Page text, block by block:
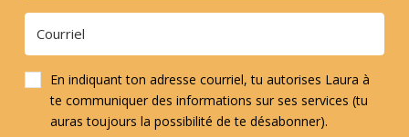
En indiquant ton adresse courriel, tu autorises Laura à
te communiquer des informations sur ses services (tu
auras toujours la possibilité de te désabonner).